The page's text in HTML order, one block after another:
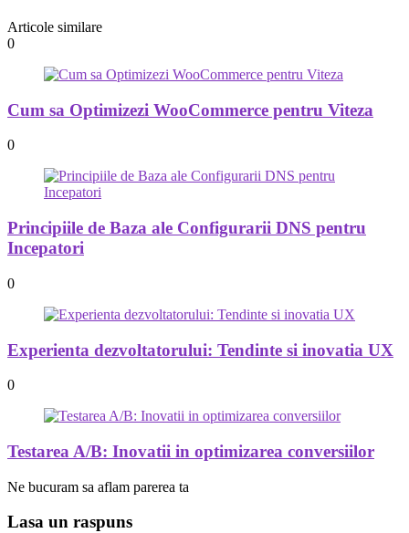
Articole similare
0
Cum sa Optimizezi WooCommerce pentru Viteza
0
Principiile de Baza ale Configurarii DNS pentru
Incepatori
0
Experienta dezvoltatorului: Tendinte si inovatia UX
0
Testarea A/B: Inovatii in optimizarea conversiilor
Ne bucuram sa aflam parerea ta
Lasa un raspuns